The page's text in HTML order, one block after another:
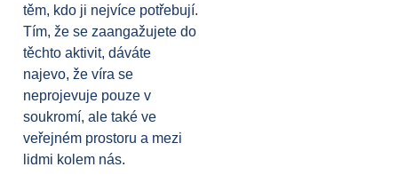
těm, kdo ji nejvíce potřebují.
Tím, že se zaangažujete do
těchto aktivit, dáváte
najevo, že víra se
neprojevuje pouze v
soukromí, ale také ve
veřejném prostoru a mezi
lidmi kolem nás.